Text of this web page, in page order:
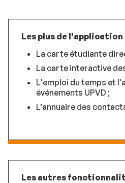
Les plus de l'application
La carte étudiante
La carte interactive
L'emploi du temps et
événements UPVD ;
L’annuaire des
Les autres